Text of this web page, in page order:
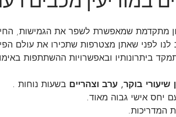
מתקדמת שמאפשרת לשפר את הגמישות,
לנו לפני שאתן מצטרפות שתכירו את עולם
ביתרונותיו ובאפשרויות ההשתתפות
שיעורי בוקר, ערב וצהריים בשעות נוחות .
יחס אישי גבוה מאוד.
המדריכות.